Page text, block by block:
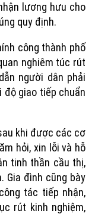
lương hưu cho
quy định.
công thành phố
nghiêm túc rút
người dân phải
độ giao tiếp chuẩn
khi được các cơ
hỏi, xin lỗi và hỗ
tinh thần cầu thị,
Gia đình cũng bày
tác tiếp nhận,
rút kinh nghiệm,